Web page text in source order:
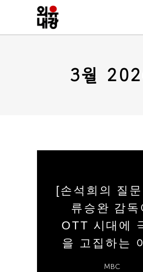
3월
[손석희의 질
류승완 감독
OTT 시대에
을 고집하는
MBC